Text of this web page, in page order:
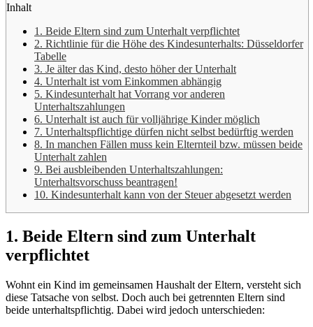
Inhalt
1. Beide Eltern sind zum Unterhalt verpflichtet
2. Richtlinie für die Höhe des Kindesunterhalts: Düsseldorfer
Tabelle
3. Je älter das Kind, desto höher der Unterhalt
4. Unterhalt ist vom Einkommen abhängig
5. Kindesunterhalt hat Vorrang vor anderen
Unterhaltszahlungen
6. Unterhalt ist auch für volljährige Kinder möglich
7. Unterhaltspflichtige dürfen nicht selbst bedürftig werden
8. In manchen Fällen muss kein Elternteil bzw. müssen beide
Unterhalt zahlen
9. Bei ausbleibenden Unterhaltszahlungen:
Unterhaltsvorschuss beantragen!
10. Kindesunterhalt kann von der Steuer abgesetzt werden
1. Beide Eltern sind zum Unterhalt
verpflichtet
Wohnt ein Kind im gemeinsamen Haushalt der Eltern, versteht sich
diese Tatsache von selbst. Doch auch bei getrennten Eltern sind
beide unterhaltspflichtig. Dabei wird jedoch unterschieden: